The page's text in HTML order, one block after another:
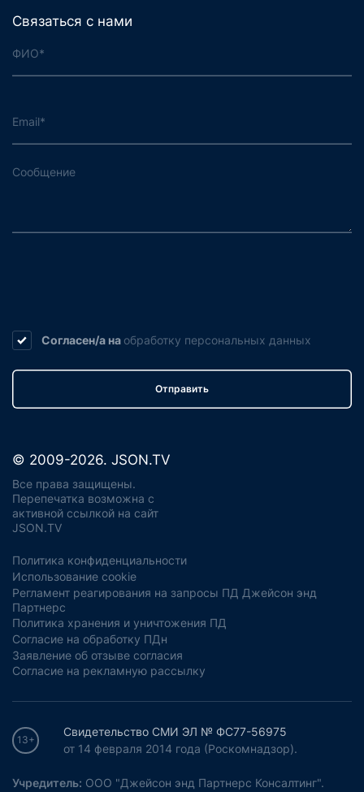
Связаться с нами
Согласен/а на обработку персональных данных
Отправить
© 2009-2026. JSON.TV
Все права защищены.
Перепечатка возможна с
активной ссылкой на сайт
JSON.TV
Политика конфиденциальности
Использование cookie
Регламент реагирования на запросы ПД Джейсон энд
Партнерс
Политика хранения и уничтожения ПД
Согласие на обработку ПДн
Заявление об отзыве согласия
Согласие на рекламную рассылку
13+
Свидетельство СМИ ЭЛ № ФС77-56975
от 14 февраля 2014 года (Роскомнадзор).
Учредитель: ООО "Джейсон энд Партнерс Консалтинг".